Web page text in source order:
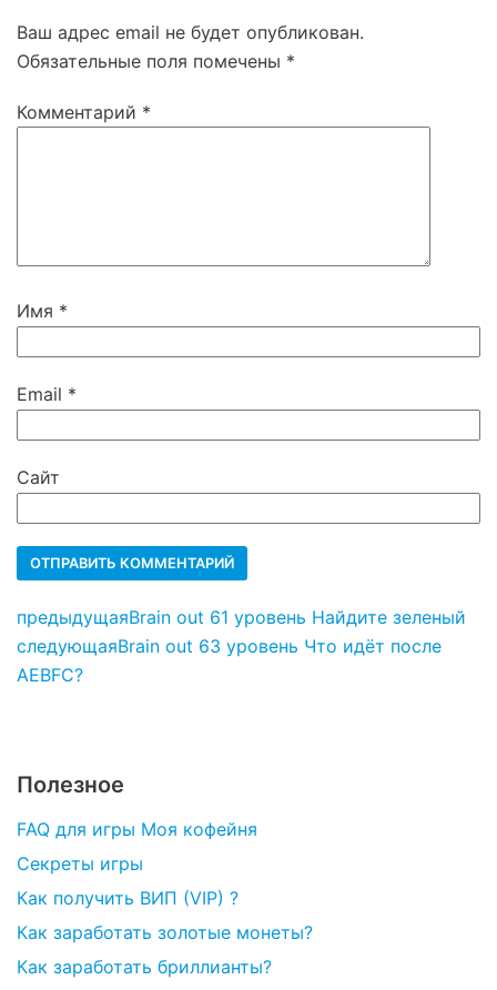
Ваш адрес email не будет опубликован.
Обязательные поля помечены *
Комментарий *
Имя *
Email *
Сайт
предыдущаяBrain out 61 уровень Найдите зеленый
следующаяBrain out 63 уровень Что идёт после
AEBFC?
Полезное
FAQ для игры Моя кофейня
Секреты игры
Как получить ВИП (VIP) ?
Как заработать золотые монеты?
Как заработать бриллианты?